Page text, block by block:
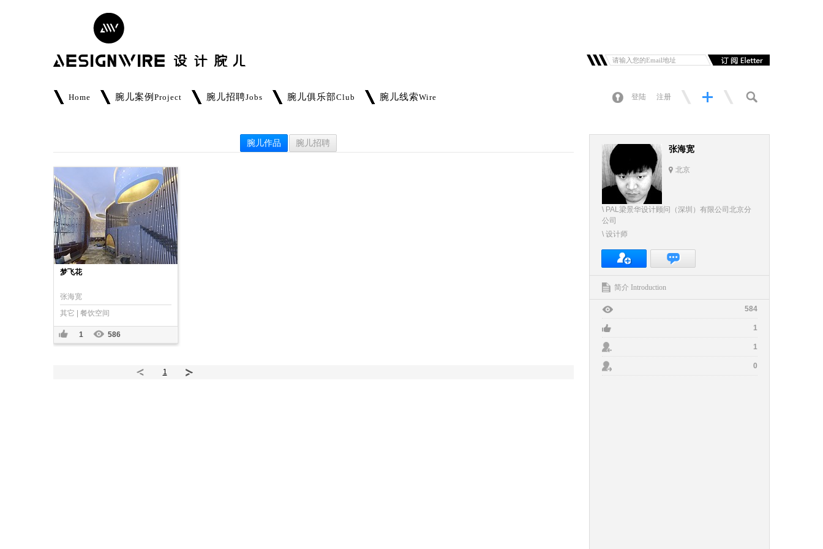
Home 腕儿案例 Project 腕儿招聘Jobs 腕儿俱乐部Club 腕儿线索Wire 登陆 注册
腕儿作品 腕儿招聘
梦飞花
张海宽
其它 | 餐饮空间
1 586
1
张海宽
北京
\ PAL梁景华设计顾问（深圳）有限公司北京分
公司
\ 设计师
简介 Introduction
584
1
1
0